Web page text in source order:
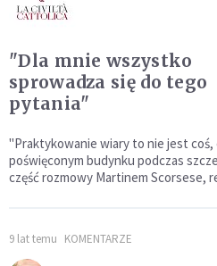
"Dla mnie wszystko
sprowadza się do tego
pytania"
"Praktykowanie wiary to nie jest
poświęconym budynku podczas
część rozmowy Martinem Scorsese,
9 lat temu KOMENTARZE